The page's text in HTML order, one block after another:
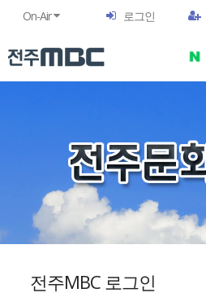
On-Air 로그인
전주MBC 로그인